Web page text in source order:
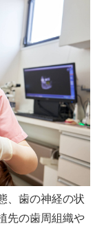
、歯の神経の状
先の歯周組織や